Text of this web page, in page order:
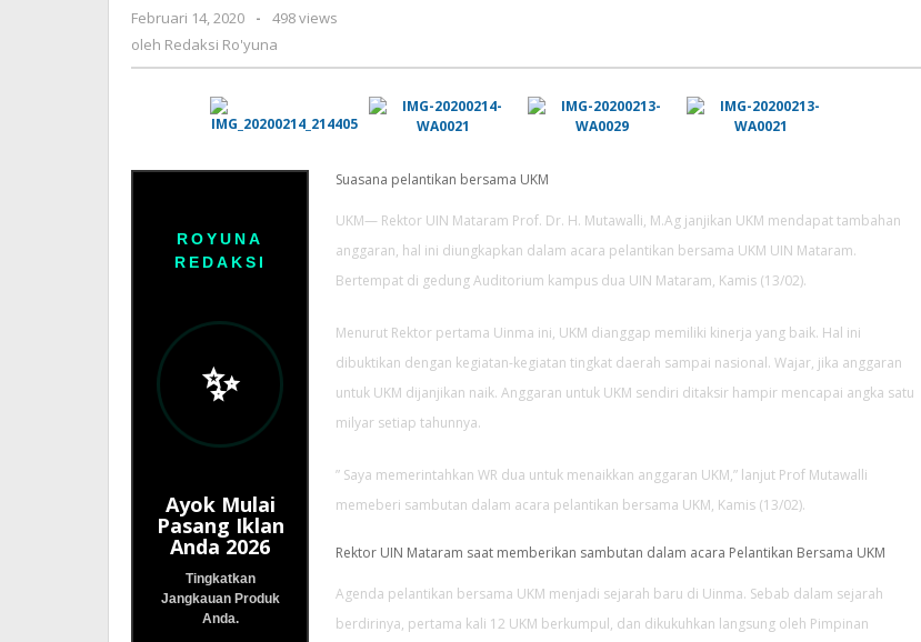
Februari 14, 2020
oleh
Redaksi
-
498 views
oleh Redaksi Ro'yuna
ROYUNA
REDAKSI
✨
Ayok Mulai
Pasang Iklan
Anda 2026
Tingkatkan
Jangkauan Produk
Anda.
Suasana pelantikan bersama UKM
UKM— Rektor UIN Mataram Prof. Dr. H. Mutawalli, M.Ag janjikan UKM mendapat tambahan
anggaran, hal ini diungkapkan dalam acara pelantikan bersama UKM UIN Mataram.
Bertempat di gedung Auditorium kampus dua UIN Mataram, Kamis (13/02).
Menurut Rektor pertama Uinma ini, UKM dianggap memiliki kinerja yang baik. Hal ini
dibuktikan dengan kegiatan-kegiatan tingkat daerah sampai nasional. Wajar, jika anggaran
untuk UKM dijanjikan naik. Anggaran untuk UKM sendiri ditaksir hampir mencapai angka satu
milyar setiap tahunnya.
” Saya memerintahkan WR dua untuk menaikkan anggaran UKM,” lanjut Prof Mutawalli
memeberi sambutan dalam acara pelantikan bersama UKM, Kamis (13/02).
Rektor UIN Mataram saat memberikan sambutan dalam acara Pelantikan Bersama UKM
Agenda pelantikan bersama UKM menjadi sejarah baru di Uinma. Sebab dalam sejarah
berdirinya, pertama kali 12 UKM berkumpul, dan dikukuhkan langsung oleh Pimpinan